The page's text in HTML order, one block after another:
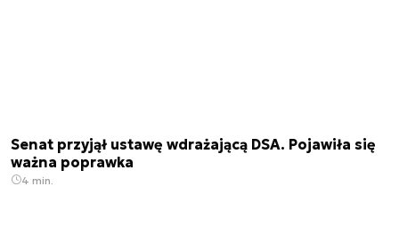
Senat przyjął ustawę wdrażającą DSA. Pojawiła się
ważna poprawka
4 min.